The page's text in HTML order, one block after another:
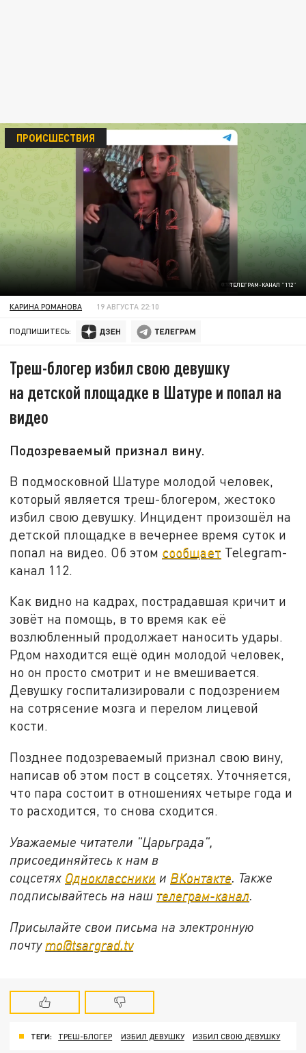
ТЕЛЕГРАМ-КАНАЛ "112"
ПРОИСШЕСТВИЯ
КАРИНА РОМАНОВА 19 АВГУСТА 22:10
ПОДПИШИТЕСЬ:
Треш-блогер избил свою девушку
на детской площадке в Шатуре и попал на
видео
Подозреваемый признал вину.
В подмосковной Шатуре молодой человек,
который является треш-блогером, жестоко
избил свою девушку. Инцидент произошёл на
детской площадке в вечернее время суток и
попал на видео. Об этом сообщает Telegram-
канал 112.
Как видно на кадрах, пострадавшая кричит и
зовёт на помощь, в то время как её
возлюбленный продолжает наносить удары.
Рдом находится ещё один молодой человек,
но он просто смотрит и не вмешивается.
Девушку госпитализировали с подозрением
на сотрясение мозга и перелом лицевой
кости.
Позднее подозреваемый признал свою вину,
написав об этом пост в соцсетях. Уточняется,
что пара состоит в отношениях четыре года и
то расходится, то снова сходится.
Уважаемые читатели "Царьграда",
присоединяйтесь к нам в
соцсетях Одноклассники и ВКонтакте. Также
подписывайтесь на наш телеграм-канал.
Присылайте свои письма на электронную
почту mo@tsargrad.tv
ТЕГИ: ТРЕШ-БЛОГЕР ИЗБИЛ ДЕВУШКУ ИЗБИЛ СВОЮ ДЕВУШКУ